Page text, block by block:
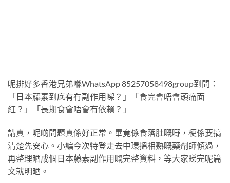
呢排好多香港兄弟喺WhatsApp 85257058498group到問：
「日本藤素到底有冇副作用㗎？」「食完會唔會頭痛面
紅？」「長期食會唔會有依賴？」
講真，呢啲問題真係好正常。畢竟係食落肚嘅嘢，梗係要搞
清楚先安心。小編今次特登走去中環搵相熟嘅藥劑師傾過，
再整理晒成個日本藤素副作用嘅完整資料，等大家睇完呢篇
文就明晒。